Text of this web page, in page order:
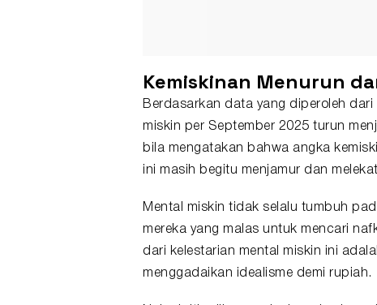
Kemiskinan Menurun
Berdasarkan data yang diperoleh
miskin per September 2025 turun
bila mengatakan bahwa angka
ini masih begitu menjamur dan
Mental miskin tidak selalu tumbuh
mereka yang malas untuk mencari
dari kelestarian mental miskin ini
menggadaikan idealisme demi rupiah.